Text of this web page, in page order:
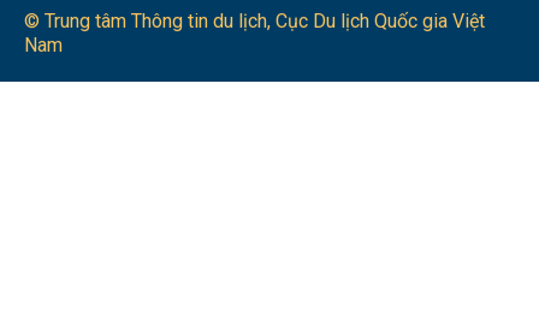
© Trung tâm Thông tin du lịch​, Cục Du lịch Quốc gia Việt
Nam